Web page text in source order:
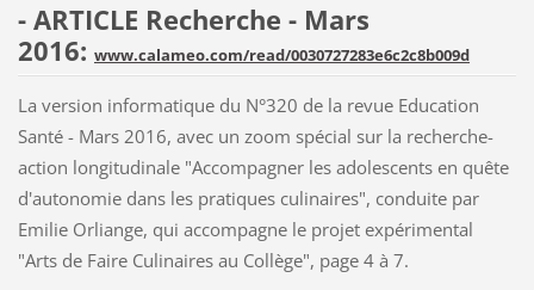
- ARTICLE Recherche - Mars
2016: www.calameo.com/read/0030727283e6c2c8b009d
La version informatique du N°320 de la revue Education
Santé - Mars 2016, avec un zoom spécial sur la recherche-
action longitudinale "Accompagner les adolescents en quête
d'autonomie dans les pratiques culinaires", conduite par
Emilie Orliange, qui accompagne le projet expérimental
"Arts de Faire Culinaires au Collège", page 4 à 7.